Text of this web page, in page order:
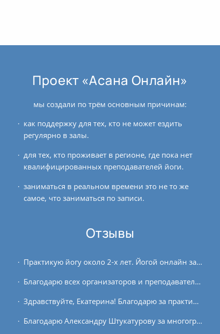
Проект «Асана Онлайн»
мы создали по трём основным причинам:
как поддержку для тех, кто не может ездить
регулярно в залы.
для тех, кто проживает в регионе, где пока нет
квалифицированных преподавателей йоги.
заниматься в реальном времени это не то же
самое, что заниматься по записи.
Отзывы
Практикую йогу около 2-х лет. Йогой онлайн занимаюсь с начала проекта, брала разовые занятия у разных преподавателей в декабре 2016 г., сейчас взяла абонемент на вечерние...
Благодарю всех организаторов и преподавателей курса «Аюрведа + йога». В течение курса я получила много полезной и актуальной на сегодняшний день информации, а также ответы на...
Здравствуйте, Екатерина! Благодарю за практику! С Вами занятия проходит очень спокойно, сконцентрировано и сфокусировано внутрь. Спасибо, что регулярно...
Благодарю Александру Штукатурову за многогранные знания о технике и стадиях медитации на вдохновляющих и мотивирующих занятиях «Час медитации». Она удивительно доступно для...